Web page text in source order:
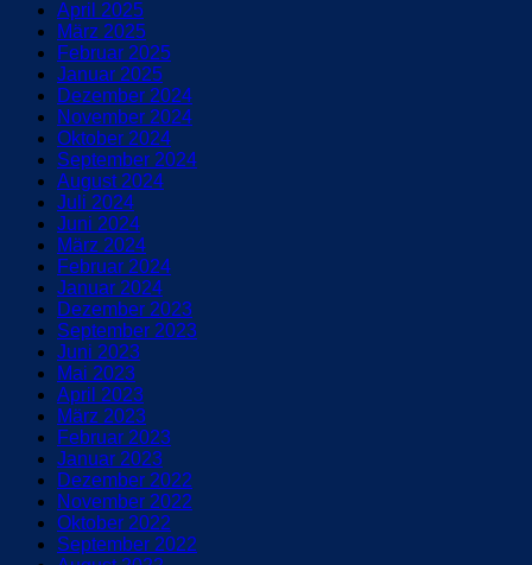
April 2025
März 2025
Februar 2025
Januar 2025
Dezember 2024
November 2024
Oktober 2024
September 2024
August 2024
Juli 2024
Juni 2024
März 2024
Februar 2024
Januar 2024
Dezember 2023
September 2023
Juni 2023
Mai 2023
April 2023
März 2023
Februar 2023
Januar 2023
Dezember 2022
November 2022
Oktober 2022
September 2022